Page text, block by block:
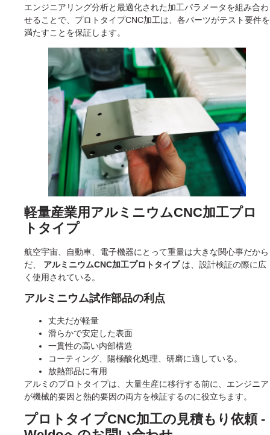
エンジニアリング分析と最適化された加工パラメータを組み合わ
せることで、プロトタイプCNC加工は、各パーツがテスト要件を
満たすことを保証します。
軽量産業用アルミニウムCNC加工プロ
トタイプ
航空宇宙、自動車、電子機器にとって重量は大きな関心事だから
だ、 アルミニウムCNC加工プロトタイプは、設計検証の際に広
く使用されている。
アルミニウム試作部品の利点
丈夫だが軽量
滑らかで安定した表面
一貫性の高い内部構造
コーティング、陽極酸化処理、研磨に適している。
放熱部品に有用
アルミのプロトタイプは、大量生産に移行する前に、エンジニア
が機械的要因と熱的要因の両方を検証するのに役立ちます。
プロトタイプCNC加工の見積もり依頼 -